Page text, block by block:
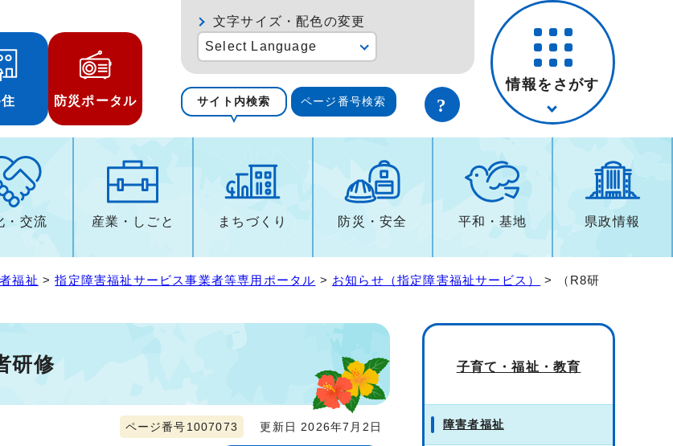
防災ポータル
文字サイズ・配色の変更
Select Language
サイト内検索 ページ番号検索
情報をさがす
・交流 産業・しごと まちづくり 防災・安全 平和・基地 県政情報
福祉 >指定障害福祉サービス事業者等専用ポータル > お知らせ（指定障害福祉サービス）
> （R8研
研修
ページ番号1007073 更新日 2026年7月2日
子育て・福祉・教育
障害者福祉